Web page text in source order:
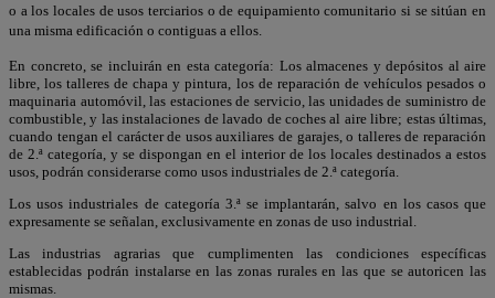
o a los locales de usos terciarios o de equipamiento comunitario si se sitúan en
una misma edificación o contiguas a ellos.
En concreto, se incluirán en esta categoría: Los almacenes y depósitos al aire
libre, los talleres de chapa y pintura, los de reparación de vehículos pesados o
maquinaria automóvil, las estaciones de servicio, las unidades de suministro de
combustible, y las instalaciones de lavado de coches al aire libre; estas últimas,
cuando tengan el carácter de usos auxiliares de garajes, o talleres de reparación
de 2.ª categoría, y se dispongan en el interior de los locales destinados a estos
usos, podrán considerarse como usos industriales de 2.ª categoría.
Los usos industriales de categoría 3.ª se implantarán, salvo en los casos que
expresamente se señalan, exclusivamente en zonas de uso industrial.
Las industrias agrarias que cumplimenten las condiciones específicas
establecidas podrán instalarse en las zonas rurales en las que se autoricen las
mismas.